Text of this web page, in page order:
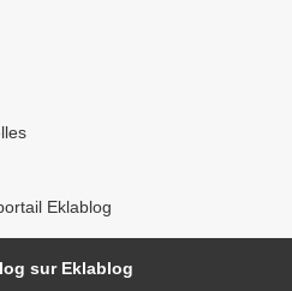
Eklablog
sur Eklablog